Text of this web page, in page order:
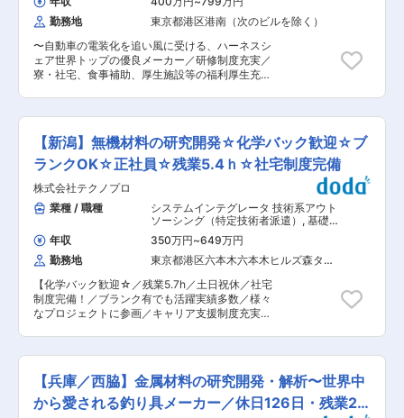
ネジメントなど様々なキャリアの可能性がござい
ます。 変更の範囲：会社の定める業務
内容により良い案を提案できる、図面通りにただ
作るだけではないことも当社の強みだと思いま
す。主要取引先はミズノテクニクス、東商（東レ
の設備メンテナンス等）、イビデンの主要3社が9
割を占め、残り1割を10〜20社という構成で、大
手の顧客を抱えており、収益性が高いのが特徴で
す。
勤務地
東京都港区港南（次のビルを除く）
〜自動車の電装化を追い風に受ける、ハーネスシ
ェア世界トップの優良メーカー／研修制度充実／
寮・社宅、食事補助、厚生施設等の福利厚生充実
ブ・コルゲート)の製品設計、またそれらに使用す
る材料の開発を担っている部門です。 ■具体的な
仕事内容： （1）開発設計：取り扱い部材の仕様
検討を中心として、製品立ち上げまでに必要な関
係業務を担当していただきます。 具体的には...製
品仕様の検討と決定、原価企画、顧客との整合、
生産部門との量産品質基準の整合など。 （2）材
料開発：部材開発・設計者と連携して、新規材料
の開発や材料調達の現地化を担当していただきま
す。 具体的には...材料配合設計、材料設計のため
の基礎検討、材料メーカーとの整合、製品形態に
てのラボスケール機による検証など。 ■当ポジシ
ョンの魅力： ◎車載電装の「基盤を支える」材料
開発に携わることができます。 ◎顧客要求×量産
性のバランスを取る高度な設計力が身に付けるこ
とが可能です。 ■部・チームの人数や雰囲気：
応するため、OJTにてしっかり仕事を教えます。
（経験がなくても１から仕事を覚えられる環境で
す） ■教育体制： 入社後は1か月程度、座学を中
【新潟】無機材料の研究開発☆化学バック歓迎☆ブ
ランクOK☆正社員☆残業5.4ｈ☆社宅制度完備
株式会社テクノプロ
業種 / 職種
システムインテグレータ 技術系アウト
ソーシング（特定技術者派遣） , 基礎・
応用研究（非鉄金属） 製品開発（金
属・鉄鋼）
年収 350万円~649万円
勤務地
東京都港区六本木六本木ヒルズ森タワ
【化学バック歓迎☆／残業5.7h／土日祝休／社宅
制度完備！／ブランク有でも活躍実績多数／様々
なプロジェクトに参画／キャリア支援制度充実／
経験や希望を考慮し研究開発員としてプロジェク
ト先で就業いただきます。プロジェクト先は多数
あり経験を生かして働くことが可能です。 【プロ
ジェクト実績】 ・半導体の生産技術開発 ・無機
素材の分析業務 等 ※プロジェクト先は大手メー
【兵庫／西脇】金属材料の研究開発・解析〜世界中
から愛される釣り具メーカー／休日126日・残業20